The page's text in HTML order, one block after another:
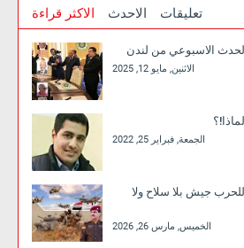
الاكثر قراءة الاحدث تعليقات
الاثنين, مايو 12, 2025
الجمعة, فبراير 25, 2022
جيش بلا سلاح ولا
الخميس, مارس 26, 2026